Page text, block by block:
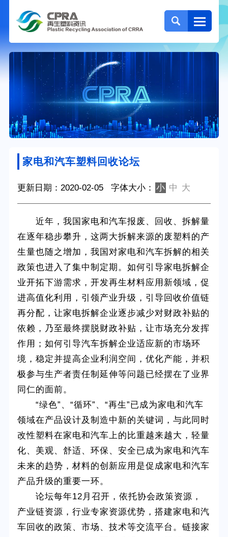
家电和汽车塑料回收论坛
更新日期：2020-02-05 字体大小： 小 中 大
近年，我国家电和汽车报废、回收、拆解量
在逐年稳步攀升，这两大拆解来源的废塑料的产
生量也随之增加，我国对家电和汽车拆解的相关
政策也进入了集中制定期。如何引导家电拆解企
业开拓下游需求，开发再生材料应用新领域，促
进高值化利用，引领产业升级，引导回收价值链
再分配，让家电拆解企业逐步减少对财政补贴的
依赖，乃至最终摆脱财政补贴，让市场充分发挥
作用；如何引导汽车拆解企业适应新的市场环
境，稳定并提高企业利润空间，优化产能，并积
极参与生产者责任制延伸等问题已经摆在了业界
同仁的面前。
“绿色”、“循环”、“再生”已成为家电和汽车
领域在产品设计及制造中新的关键词，与此同时
改性塑料在家电和汽车上的比重越来越大，轻量
化、美观、舒适、环保、安全已成为家电和汽车
未来的趋势，材料的创新应用是促成家电和汽车
产品升级的重要一环。
论坛每年12月召开，依托协会政策资源，
产业链资源，行业专家资源优势，搭建家电和汽
车回收的政策、市场、技术等交流平台。链接家